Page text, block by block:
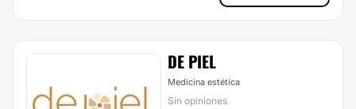
DE PIEL
Medicina estética
Sin opiniones